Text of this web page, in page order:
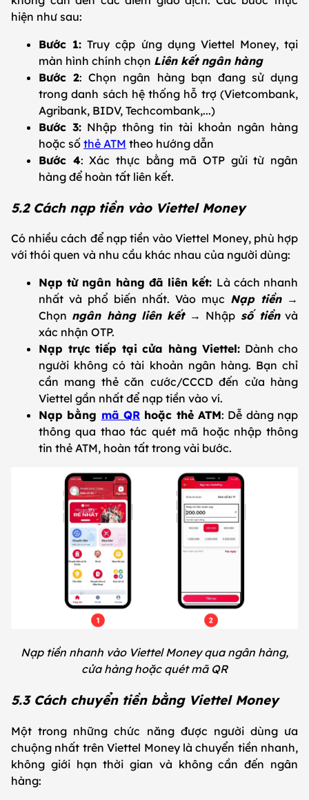
hiện như sau:
Bước 1: Truy cập ứng dụng Viettel Money, tại
màn hình chính chọn Liên kết ngân hàng
Bước 2: Chọn ngân hàng bạn đang sử dụng
trong danh sách hệ thống hỗ trợ (Vietcombank,
Agribank, BIDV, Techcombank,...)
Bước 3: Nhập thông tin tài khoản ngân hàng
hoặc số thẻ ATM theo hướng dẫn
Bước 4: Xác thực bằng mã OTP gửi từ ngân
hàng để hoàn tất liên kết.
5.2 Cách nạp tiền vào Viettel Money
Có nhiều cách để nạp tiền vào Viettel Money, phù hợp
với thói quen và nhu cầu khác nhau của người dùng:
Nạp từ ngân hàng đã liên kết: Là cách nhanh
nhất và phổ biến nhất. Vào mục Nạp tiền→
Chọn ngân hàng liên kết→ Nhập số tiềnvà
xác nhận OTP.
Nạp trực tiếp tại cửa hàng Viettel: Dành cho
người không có tài khoản ngân hàng. Bạn chỉ
cần mang thẻ căn cước/CCCD đến cửa hàng
Viettel gần nhất để nạp tiền vào ví.
Nạp bằng mã QR hoặc thẻ ATM: Dễ dàng nạp
thông qua thao tác quét mã hoặc nhập thông
tin thẻ ATM, hoàn tất trong vài bước.
Nạp tiền nhanh vào Viettel Money qua ngân hàng,
cửa hàng hoặc quét mã QR
5.3 Cách chuyển tiền bằng Viettel Money
Một trong những chức năng được người dùng ưa
chuộng nhất trên Viettel Money là chuyển tiền nhanh,
không giới hạn thời gian và không cần đến ngân
hàng: